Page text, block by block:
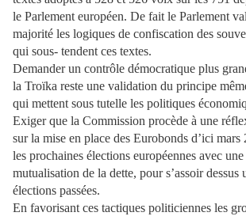
le Parlement européen. De fait le Parlement
majorité les logiques de confiscation des
qui sous- tendent ces textes.
Demander un contrôle démocratique plus
la Troïka reste une validation du principe
qui mettent sous tutelle les politiques
Exiger que la Commission procède à une
sur la mise en place des Eurobonds d’ici mars
les prochaines élections européennes avec
mutualisation de la dette, pour s’assoir dessus
élections passées.
En favorisant ces tactiques politiciennes les